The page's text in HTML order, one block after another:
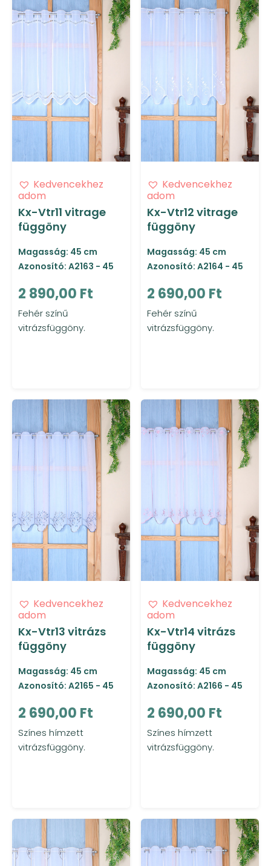
Kedvencekhez
adom
Kx-Vtr11 vitrage
függöny
Magasság: 45 cm
Azonosító: A2163 - 45
2 890,00 Ft
Fehér színű
vitrázsfüggöny.
Kedvencekhez
adom
Kx-Vtr12 vitrage
függöny
Magasság: 45 cm
Azonosító: A2164 - 45
2 690,00 Ft
Fehér színű
vitrázsfüggöny.
Kedvencekhez
adom
Kx-Vtr13 vitrázs
függöny
Magasság: 45 cm
Azonosító: A2165 - 45
2 690,00 Ft
Színes hímzett
vitrázsfüggöny.
Kedvencekhez
adom
Kx-Vtr14 vitrázs
függöny
Magasság: 45 cm
Azonosító: A2166 - 45
2 690,00 Ft
Színes hímzett
vitrázsfüggöny.